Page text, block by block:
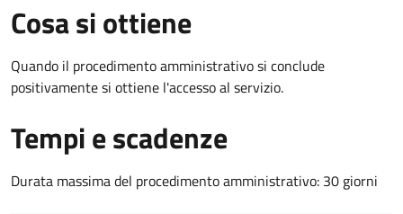
Cosa si ottiene
Quando il procedimento amministrativo si conclude
positivamente si ottiene l'accesso al servizio.
Tempi e scadenze
Durata massima del procedimento amministrativo: 30 giorni